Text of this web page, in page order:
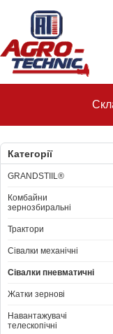
Категорії
GRANDSTIIL®
Комбайни
зернозбиральні
Трактори
Сівалки механічні
Сівалки пневматичні
Жатки зернові
Навантажувачі
телескопічні